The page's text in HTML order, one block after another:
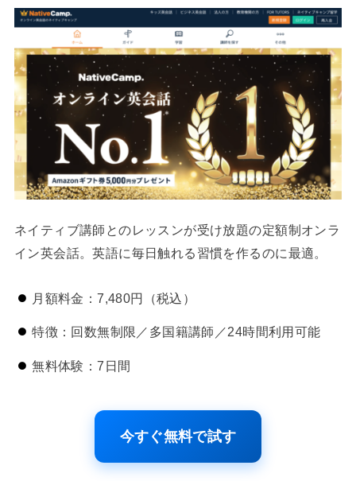
ネイティブ講師とのレッスンが受け放題の定額制オンラ
イン英会話。英語に毎日触れる習慣を作るのに最適。
月額料金：7,480円（税込）
特徴：回数無制限／多国籍講師／24時間利用可能
無料体験：7日間
今すぐ無料で試す